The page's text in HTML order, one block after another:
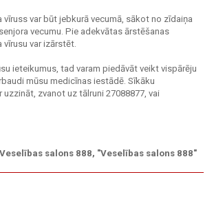
vīruss var būt jebkurā vecumā, sākot no zīdaiņa
vecumu. Pie adekvātas ārstēšanas
vīrusu var izārstēt.
ieteikumus, tad varam piedāvāt veikt vispārēju
mūsu medicīnas iestādē. Sīkāku
uzzināt, zvanot uz tālruni 27088877, vai
Veselības salons 888, "Veselības salons 888"